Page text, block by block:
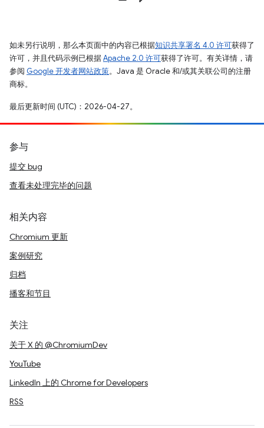
如未另行说明，那么本页面中的内容已根据知识共享署名 4.0 许可获得了
许可，并且代码示例已根据Apache 2.0 许可获得了许可。有关详情，请
参阅 Google 开发者网站政策。Java 是 Oracle 和/或其关联公司的注册
商标。
最后更新时间 (UTC)：2026-04-27。
参与
提交 bug
查看未处理完毕的问题
相关内容
Chromium 更新
案例研究
归档
播客和节目
关注
关于 X 的 @ChromiumDev
YouTube
LinkedIn 上的 Chrome for Developers
RSS